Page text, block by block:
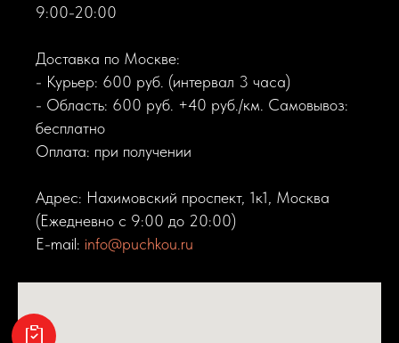
9:00-20:00
Доставка по Москве:
- Курьер: 600 руб. (интервал 3 часа)
- Область: 600 руб. +40 руб./км. Самовывоз:
бесплатно
Оплата: при получении
Адрес: Нахимовский проспект, 1к1, Москва
(Ежедневно с 9:00 до 20:00)
E-mail: info@puchkou.ru